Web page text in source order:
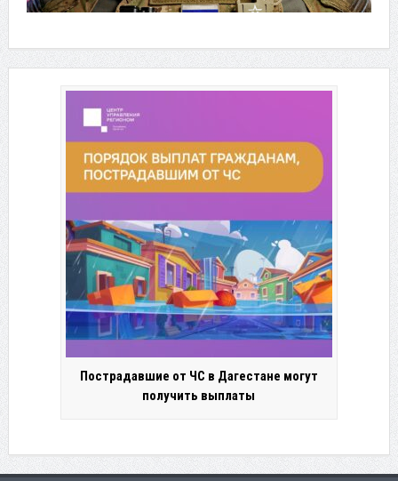
Пострадавшие от ЧС в Дагестане могут
получить выплаты